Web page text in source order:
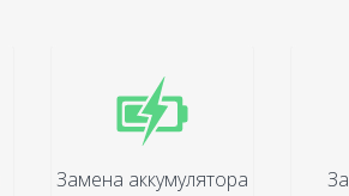
Замена аккумулятора